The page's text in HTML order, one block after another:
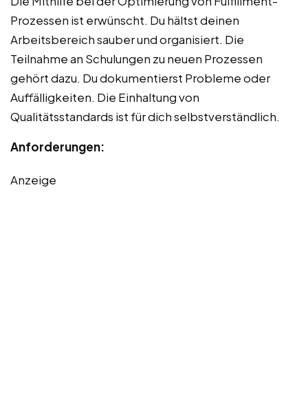
Prozessen ist erwünscht. Du hältst deinen
Arbeitsbereich sauber und organisiert. Die
Teilnahme an Schulungen zu neuen Prozessen
gehört dazu. Du dokumentierst Probleme oder
Auffälligkeiten. Die Einhaltung von
Qualitätsstandards ist für dich selbstverständlich.
Anforderungen:
Anzeige